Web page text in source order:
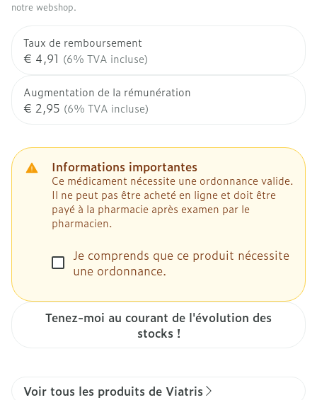
notre webshop.
Taux de remboursement
€ 4,91 (6% TVA incluse)
Augmentation de la rémunération
€ 2,95 (6% TVA incluse)
Informations importantes
Ce médicament nécessite une ordonnance valide.
Il ne peut pas être acheté en ligne et doit être
payé à la pharmacie après examen par le
pharmacien.
Je comprends que ce produit nécessite
une ordonnance.
Tenez-moi au courant de l'évolution des
stocks !
Voir tous les produits de Viatris